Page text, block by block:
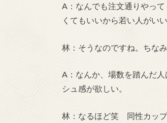
A：なんでも注文通りやっ
くてもいいから若い人がい
林：そうなのですね。ちな
A：なんか、場数を踏んだ
シュ感が欲しい。
林：なるほど笑 同性カッ